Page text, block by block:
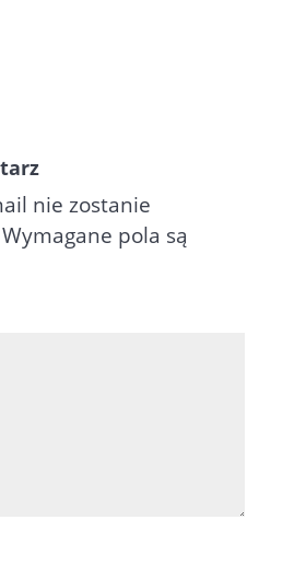
nie zostanie
Wymagane pola są